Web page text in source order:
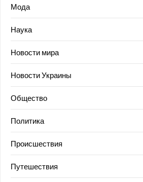
Мода
Наука
Новости мира
Новости Украины
Общество
Политика
Происшествия
Путешествия